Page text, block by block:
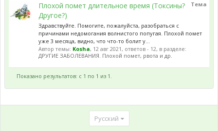
Тема
Плохой помет длительное время (Токсины?
Другое?)
Здравствуйте. Помогите, пожалуйста, разобраться с
причинами недомогания волнистого попугая. Плохой помет
уже 3 месяца, видно, что что-то болит у...
Автор темы: Kosha, 12 авг 2021, ответов - 12, в разделе:
ДРУГИЕ ЗАБОЛЕВАНИЯ. Плохой помет, рвота и др.
Показано результатов: с 1 по 1 из 1.
Русский